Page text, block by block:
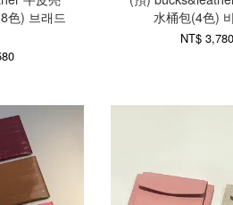
色) 브래드
水桶包(4色)
NT$ 3,780